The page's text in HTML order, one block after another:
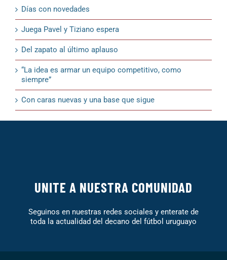
Días con novedades
Juega Pavel y Tiziano espera
Del zapato al último aplauso
“La idea es armar un equipo competitivo, como
siempre”
Con caras nuevas y una base que sigue
UNITE A NUESTRA COMUNIDAD
Seguinos en nuestras redes sociales y enterate de
toda la actualidad del decano del fútbol uruguayo